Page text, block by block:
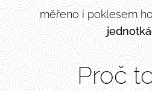
👉 měřeno i poklesem
🧠 Proč